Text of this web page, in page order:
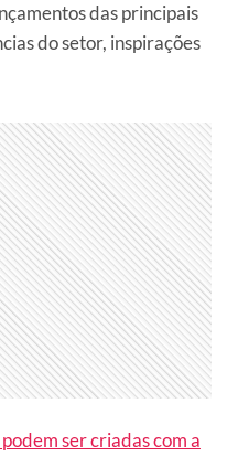
das principais
do setor, inspirações
ser criadas com a